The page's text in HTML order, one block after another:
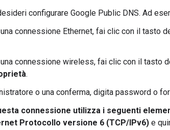
configurare Google Public DNS. Ad
connessione Ethernet, fai clic con il tasto
connessione wireless, fai clic con il tasto
.
o una conferma, digita password o
connessione utilizza i seguenti
Protocollo versione 6 (TCP/IPv6) e